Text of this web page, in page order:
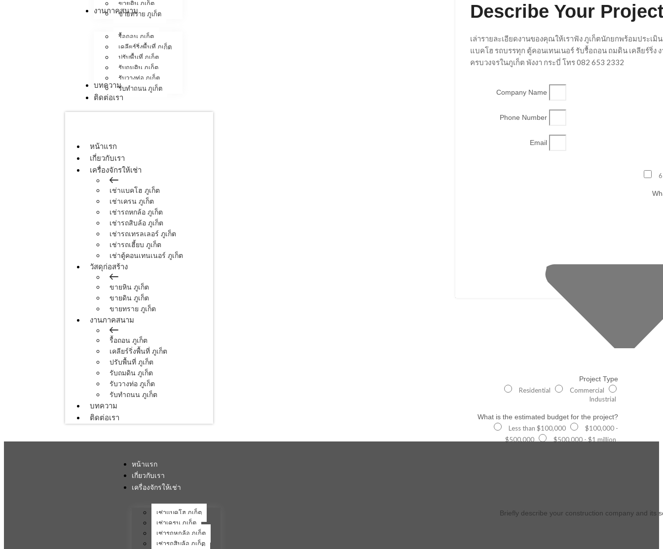
ขายดิน ภูเก็ต
ขายทราย ภูเก็ต
งานภาคสนาม
รื้อถอน ภูเก็ต
เคลียร์ริ่งพื้นที่ ภูเก็ต
ปรับพื้นที่ ภูเก็ต
รับถมดิน ภูเก็ต
รับวางท่อ ภูเก็ต
รับทำถนน ภูเก็ต
บทความ
ติดต่อเรา
หน้าแรก
เกี่ยวกับเรา
เครื่องจักรให้เช่า
เช่าแบคโฮ ภูเก็ต
เช่าเครน ภูเก็ต
เช่ารถหกล้อ ภูเก็ต
เช่ารถสิบล้อ ภูเก็ต
เช่ารถเทรลเลอร์ ภูเก็ต
เช่ารถเฮี้ยบ ภูเก็ต
เช่าตู้คอนเทนเนอร์ ภูเก็ต
วัสดุก่อสร้าง
ขายหิน ภูเก็ต
ขายดิน ภูเก็ต
ขายทราย ภูเก็ต
งานภาคสนาม
รื้อถอน ภูเก็ต
เคลียร์ริ่งพื้นที่ ภูเก็ต
ปรับพื้นที่ ภูเก็ต
รับถมดิน ภูเก็ต
รับวางท่อ ภูเก็ต
รับทำถนน ภูเก็ต
บทความ
ติดต่อเรา
Describe Your
เล่ารายละเอียดงานของคุณให้เราฟัง ภูเก็ตนักยกพร้อมประเมิ
แบคโฮ รถบรรทุก ตู้คอนเทนเนอร์ รับรื้อถอน ถมดิน เคลียร์ริ่ง
ครบวงจรในภูเก็ต พังงา กระบี่ โทร 082 653 2332
Company Name
Phone Number
Email
Project Type
Residential
Commercial
Industrial
What is the estimated budget for the project?
Less than $100,000
$100,000 -
$500,000
$500,000 - $1 million
Briefly describe your construction company and its
หน้าแรก
เกี่ยวกับเรา
เครื่องจักรให้เช่า
เช่าแบคโฮ ภูเก็ต
เช่าเครน ภูเก็ต
เช่ารถหกล้อ ภูเก็ต
เช่ารถสิบล้อ ภูเก็ต